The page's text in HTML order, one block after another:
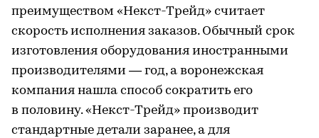
преимуществом «Некст-Трейд» считает
скорость исполнения заказов. Обычный срок
изготовления оборудования иностранными
производителями — год, а воронежская
компания нашла способ сократить его
в половину. «Некст-Трейд» производит
стандартные детали заранее, а для